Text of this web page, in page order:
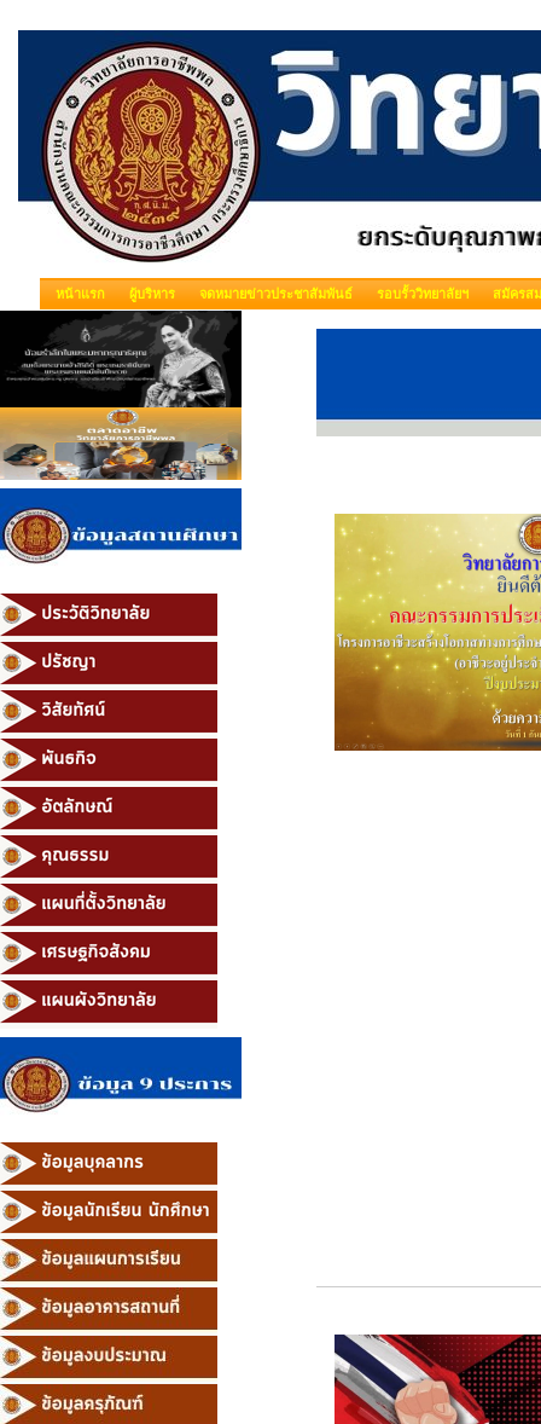
หน้าแรก ผู้บริหาร จดหมายข่าวประชาสัมพันธ์ รอบรั้ววิทยาลัยฯ สมัครส